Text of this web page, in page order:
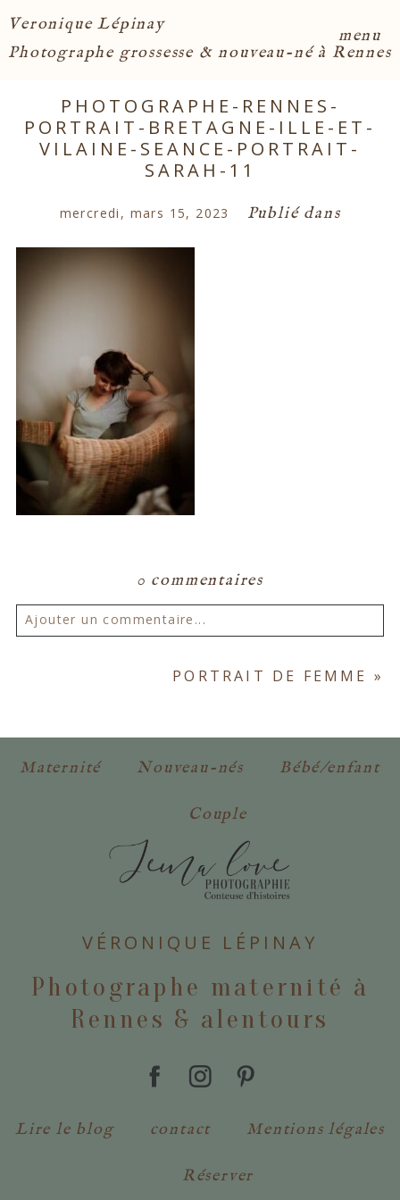
menu
Veronique Lépinay
Photographe grossesse & nouveau-né à Rennes
PHOTOGRAPHE-RENNES-
PORTRAIT-BRETAGNE-ILLE-ET-
VILAINE-SEANCE-PORTRAIT-
SARAH-11
mercredi, mars 15, 2023 Publié dans
0 commentaires
Ajouter un commentaire...
Votre email ne serajamais publié ou partagé.
PORTRAIT DE FEMME »
Maternité Nouveau-nés Bébé/enfant
Couple
VÉRONIQUE LÉPINAY
Photographe maternité à
Rennes & alentours
Lire le blog contact Mentions légales
Réserver